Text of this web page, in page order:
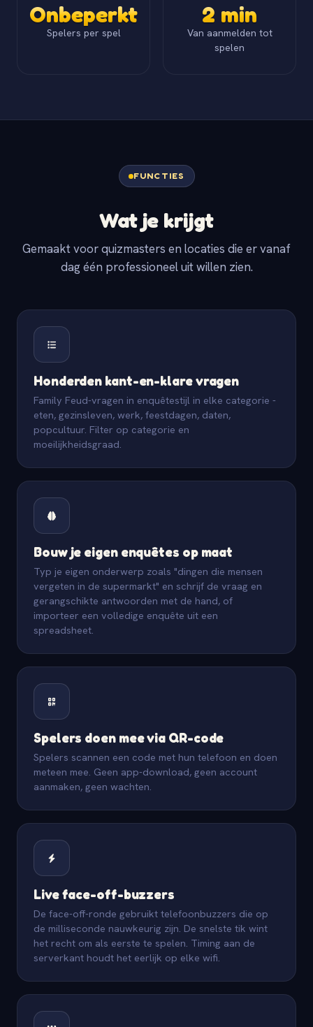
Onbeperkt
Spelers per spel
2 min
Van aanmelden tot
spelen
FUNCTIES
Wat je krijgt
Gemaakt voor quizmasters en locaties die er vanaf
dag één professioneel uit willen zien.
Honderden kant-en-klare vragen
Family Feud-vragen in enquêtestijl in elke categorie -
eten, gezinsleven, werk, feestdagen, daten,
popcultuur. Filter op categorie en
moeilijkheidsgraad.
Bouw je eigen enquêtes op maat
Typ je eigen onderwerp zoals "dingen die mensen
vergeten in de supermarkt" en schrijf de vraag en
gerangschikte antwoorden met de hand, of
importeer een volledige enquête uit een
spreadsheet.
Spelers doen mee via QR-code
Spelers scannen een code met hun telefoon en doen
meteen mee. Geen app-download, geen account
aanmaken, geen wachten.
Live face-off-buzzers
De face-off-ronde gebruikt telefoonbuzzers die op
de milliseconde nauwkeurig zijn. De snelste tik wint
het recht om als eerste te spelen. Timing aan de
serverkant houdt het eerlijk op elke wifi.